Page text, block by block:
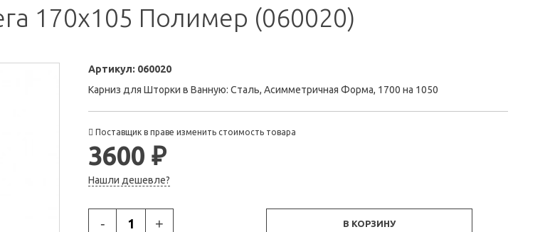
170x105 Полимер (060020)
Артикул: 060020
Карниз для Шторки в Ванную: Сталь, Асимметричная Форма, 1700 на 1050
Поставщик в праве изменить стоимость товара
3600 ₽
Нашли дешевле?
- + В КОРЗИНУ